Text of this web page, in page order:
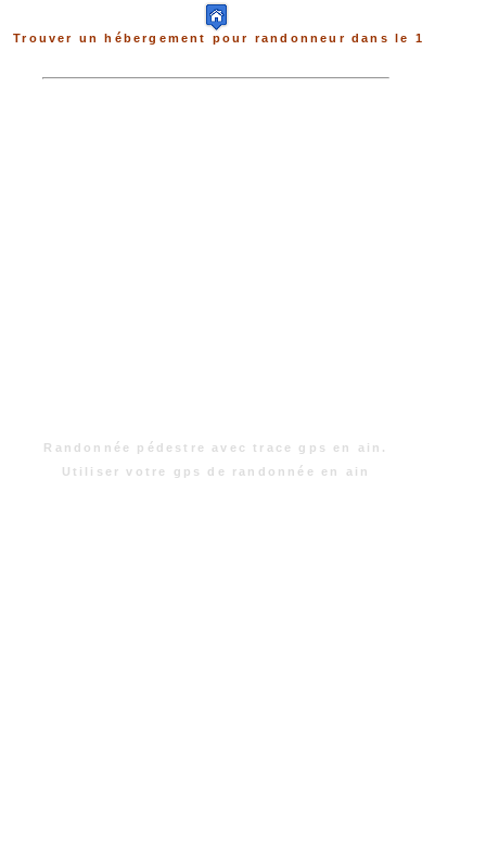
Trouver un hébergement pour randonneur dans le 1
Randonnée pédestre avec trace gps en ain.
Utiliser votre gps de randonnée en ain